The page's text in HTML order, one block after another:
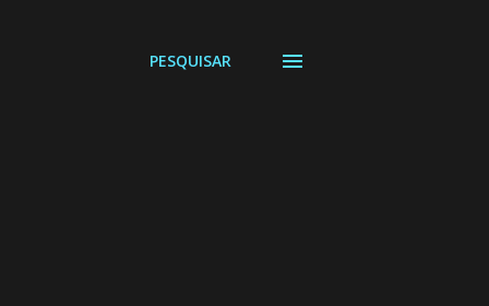
PESQUISAR